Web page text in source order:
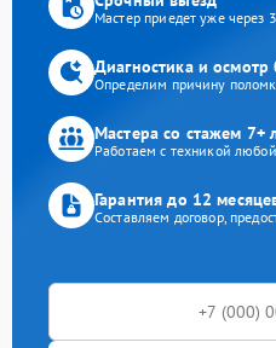
Мастер приедет уже через
Диагностика и осмотр
Определим причину
Мастера со стажем 7+
Работаем с техникой
Гарантия до 12
Составляем договор,